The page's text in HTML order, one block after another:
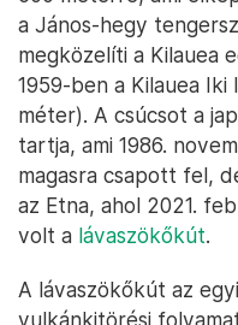
a János-hegy
megközelíti a Kilauea
1959-ben a Kilauea
méter). A csúcsot a
tartja, ami 1986.
magasra csapott fel,
az Etna, ahol 2021.
volt a lávaszökőkút.
A lávaszökőkút az
vulkánkitörési